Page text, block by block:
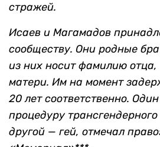
стражей.
Исаев и Магамадов
сообществу. Они родные
из них носит фамилию отца,
матери. Им на момент
20 лет соответственно.
процедуру
другой — гей, отмечал